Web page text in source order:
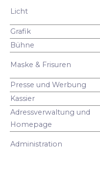
Licht
Grafik
Bühne
Maske & Frisuren
Presse und Werbung
Kassier
Adressverwaltung und
Homepage
Administration